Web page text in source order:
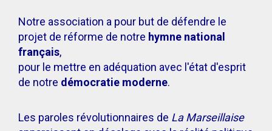
Notre association a pour but de défendre le
projet de réforme de notre hymne national
français,
pour le mettre en adéquation avec l'état d'esprit
de notre démocratie moderne.
Les paroles révolutionnaires de La Marseillaise